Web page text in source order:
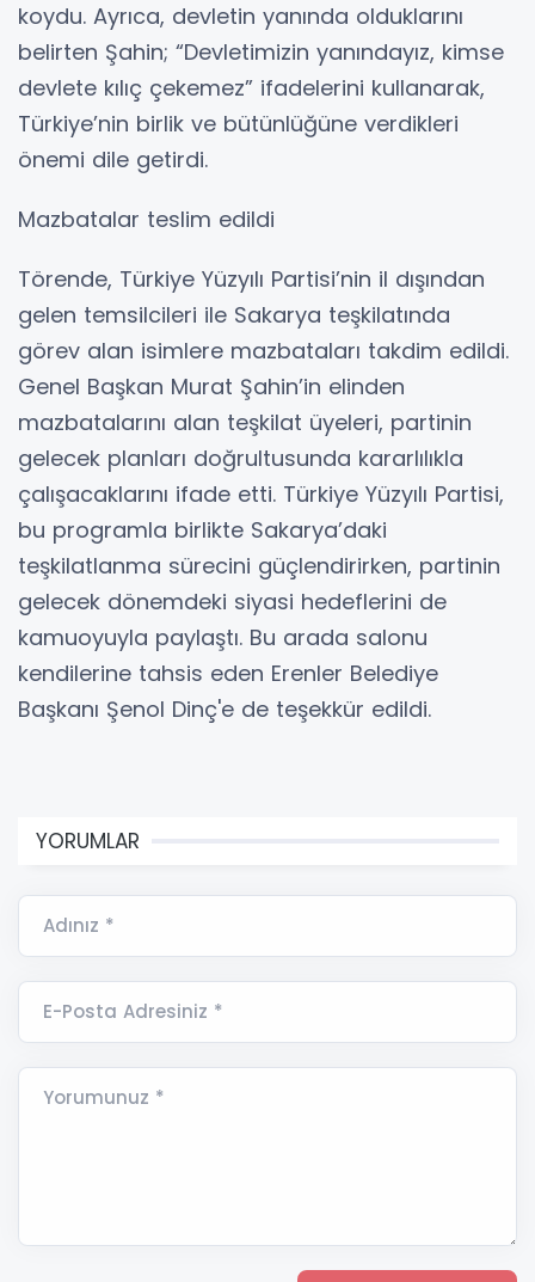
koydu. Ayrıca, devletin yanında olduklarını
belirten Şahin; “Devletimizin yanındayız, kimse
devlete kılıç çekemez” ifadelerini kullanarak,
Türkiye’nin birlik ve bütünlüğüne verdikleri
önemi dile getirdi.
Mazbatalar teslim edildi
Törende, Türkiye Yüzyılı Partisi’nin il dışından
gelen temsilcileri ile Sakarya teşkilatında
görev alan isimlere mazbataları takdim edildi.
Genel Başkan Murat Şahin’in elinden
mazbatalarını alan teşkilat üyeleri, partinin
gelecek planları doğrultusunda kararlılıkla
çalışacaklarını ifade etti. Türkiye Yüzyılı Partisi,
bu programla birlikte Sakarya’daki
teşkilatlanma sürecini güçlendirirken, partinin
gelecek dönemdeki siyasi hedeflerini de
kamuoyuyla paylaştı. Bu arada salonu
kendilerine tahsis eden Erenler Belediye
Başkanı Şenol Dinç'e de teşekkür edildi.
YORUMLAR
Adınız *
E-Posta Adresiniz *
Yorumunuz *